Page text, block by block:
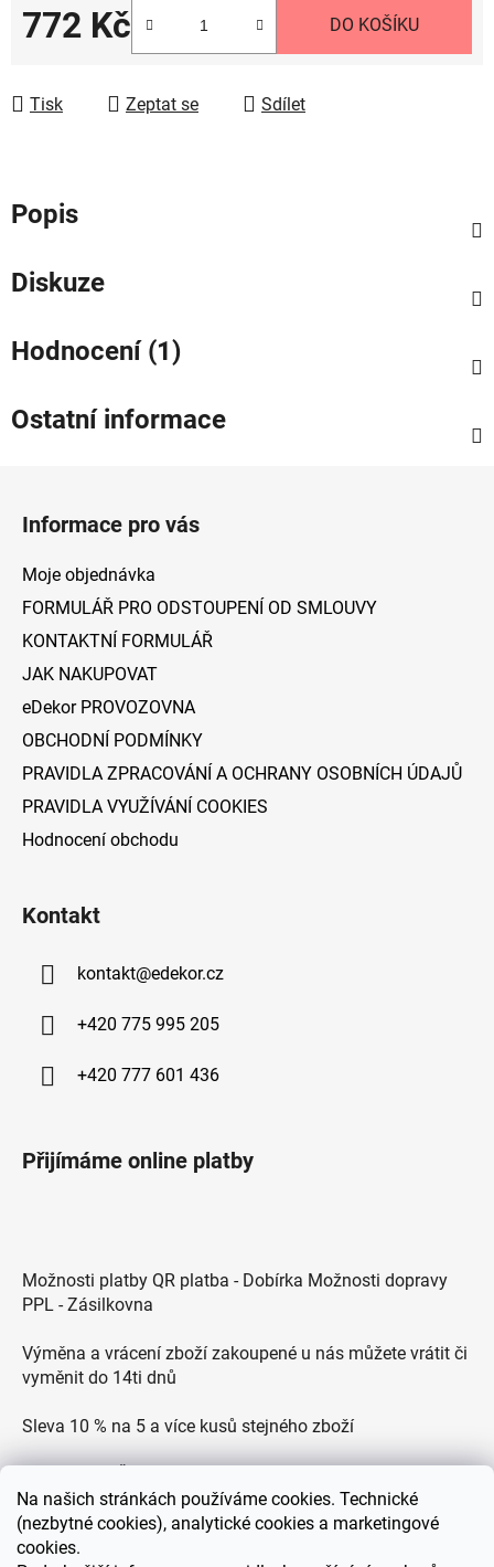
Na našich stránkách používáme cookies. Technické
(nezbytné cookies), analytické cookies a marketingové
cookies.
772 Kč DO KOŠÍKU
Tisk Zeptat se Sdílet
Popis
Diskuze
Hodnocení (1)
Ostatní informace
Informace pro vás
Moje objednávka
FORMULÁŘ PRO ODSTOUPENÍ OD SMLOUVY
KONTAKTNÍ FORMULÁŘ
JAK NAKUPOVAT
eDekor PROVOZOVNA
OBCHODNÍ PODMÍNKY
PRAVIDLA ZPRACOVÁNÍ A OCHRANY OSOBNÍCH ÚDAJŮ
PRAVIDLA VYUŽÍVÁNÍ COOKIES
Hodnocení obchodu
Kontakt
kontakt@edekor.cz
+420 775 995 205
+420 777 601 436
Přijímáme online platby
Možnosti platby QR platba - Dobírka Možnosti dopravy
PPL - Zásilkovna
Výměna a vrácení zboží zakoupené u nás můžete vrátit či
vyměnit do 14ti dnů
Sleva 10 % na 5 a více kusů stejného zboží
Zákaznická podpora každý všední den od 9.00 do 18.00
hodin